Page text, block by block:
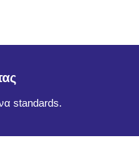
standards.